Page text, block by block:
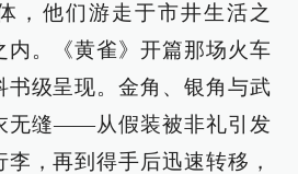
，他们游走于市井生活之
内。《黄雀》开篇那场火车
书级呈现。金角、银角与武
无缝——从假装被非礼引发
，再到得手后迅速转移，